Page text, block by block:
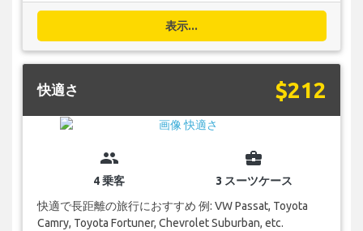
表示...
快適さ $212
group
4 乗客
business_center
3 スーツケース
快適で長距離の旅行におすすめ 例: VW Passat, Toyota
Camry, Toyota Fortuner, Chevrolet Suburban, etc.